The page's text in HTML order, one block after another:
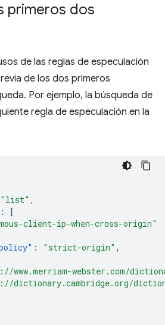
primeros dos
de las reglas de especulación
de los dos primeros
Por ejemplo, la búsqueda de
regla de especulación en la
"list" ,
:
[
client-ip-when-cross-origin"
: "strict-origin" ,
www.merriam-webster.com/
dictionary.cambridge.org/